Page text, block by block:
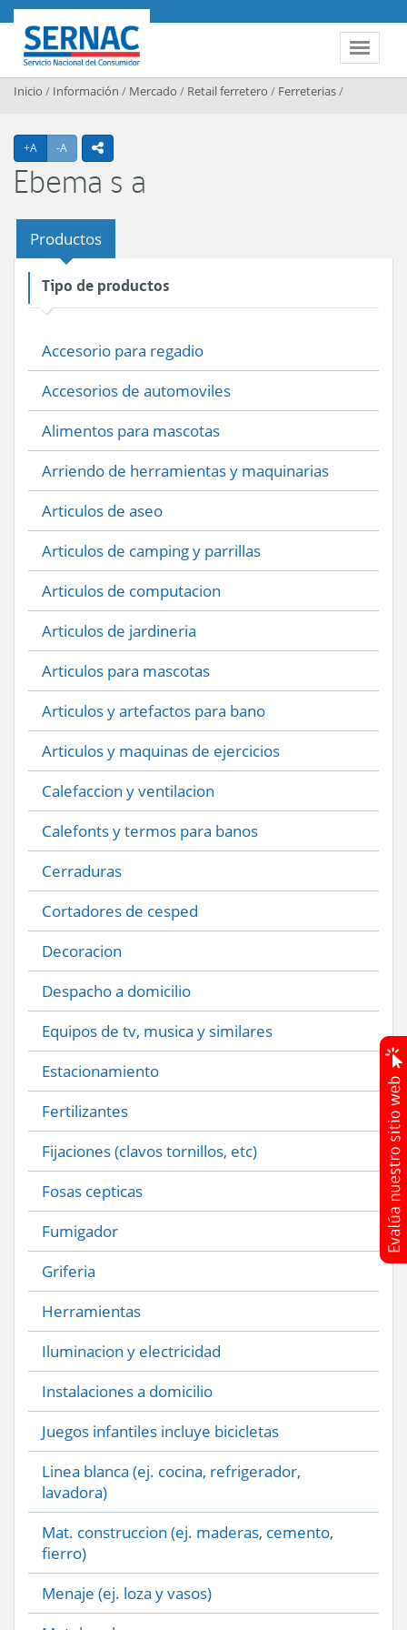
Contenido principal
Toggle
SERNAC
Inicio / Información / Mercado / Retail ferretero / Ferreterias/
+A Agrandar texto
-A Achicar textoicono compartir
Ebema s a
Productos
Tipo de productos
Accesorio para regadio
Accesorios de automoviles
Alimentos para mascotas
Arriendo de herramientas y maquinarias
Articulos de aseo
Articulos de camping y parrillas
Articulos de computacion
Articulos de jardineria
Articulos para mascotas
Articulos y artefactos para bano
Articulos y maquinas de ejercicios
Calefaccion y ventilacion
Calefonts y termos para banos
Cerraduras
Cortadores de cesped
Decoracion
Despacho a domicilio
Equipos de tv, musica y similares
Estacionamiento
Fertilizantes
Fijaciones (clavos tornillos, etc)
Fosas cepticas
Fumigador
Griferia
Herramientas
Iluminacion y electricidad
Instalaciones a domicilio
Juegos infantiles incluye bicicletas
Linea blanca (ej. cocina, refrigerador,
lavadora)
Mat. construccion (ej. maderas, cemento,
fierro)
Menaje (ej. loza y vasos)